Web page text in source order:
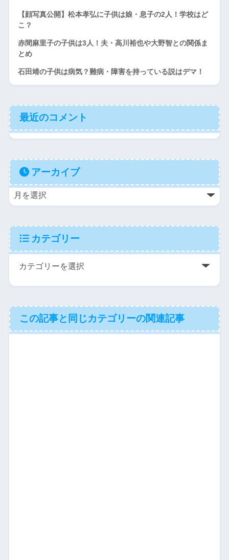
【顔写真公開】松本孝弘に子供は娘・息子の2人！学校はど
こ？
赤間麻里子の子供は3人！夫・高川裕也や大野智との関係ま
とめ
石田靖の子供は病気？難病・障害を持っている説はデマ！
最近のコメント
アーカイブ
カテゴリー
この記事と同じカテゴリーの関連記事